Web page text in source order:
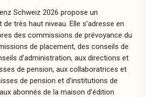
Schweiz 2026 propose un
très haut niveau. Elle s’adresse en
des commissions de prévoyance du
de placement, des conseils de
d’administration, aux directions et
de pension, aux collaboratrices et
de pension et d’institutions de
abonnés de la maison d’édition